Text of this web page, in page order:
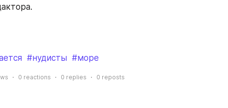
#нудисты #море
0 reactions 0 replies 0 reposts